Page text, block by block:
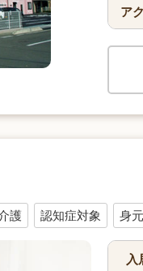
ア
護 認知症対象 身
入